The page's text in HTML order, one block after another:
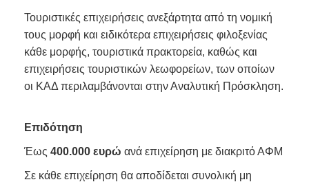
Τουριστικές επιχειρήσεις ανεξάρτητα από τη νομική
τους μορφή και ειδικότερα επιχειρήσεις φιλοξενίας
κάθε μορφής, τουριστικά πρακτορεία, καθώς και
επιχειρήσεις τουριστικών λεωφορείων, των οποίων
οι ΚΑΔ περιλαμβάνονται στην Αναλυτική Πρόσκληση.
Επιδότηση
Έως 400.000 ευρώ ανά επιχείρηση με διακριτό ΑΦΜ
Σε κάθε επιχείρηση θα αποδίδεται συνολική μη